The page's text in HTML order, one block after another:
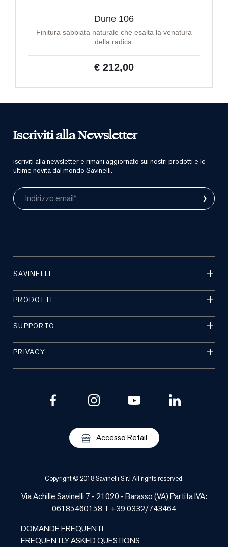
Dune 106
Finitura sabbiata naturale che esalta la venatura
della radica.
€ 212,00
Iscriviti alla Newsletter
iscriviti alla newsletter e rimani aggiornato sui nostri prodotti e le
ultime novità dal mondo Savinelli.
Indirizzo email* ›
SAVINELLI
PRODOTTI
SUPPORTO
PRIVACY
Accesso Retail
Copyright © 2018 Savinelli S.r.l All rights reserved.
Via Achille Savinelli 7 - 21020 -Barasso(VA) Partita IVA:
06185460158 T +39 0332/743464
DOMANDE FREQUENTI
FREQUENTLY ASKED QUESTIONS